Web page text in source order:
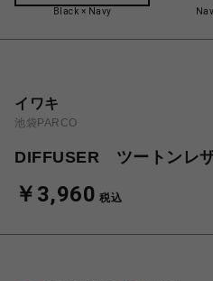
Black × Navy
イワキ
池袋PARCO
DIFFUSER ツートンレ
￥3,960 税込